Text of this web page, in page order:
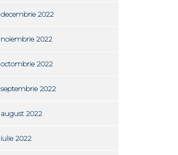
decembrie 2022
noiembrie 2022
octombrie 2022
septembrie 2022
august 2022
iulie 2022